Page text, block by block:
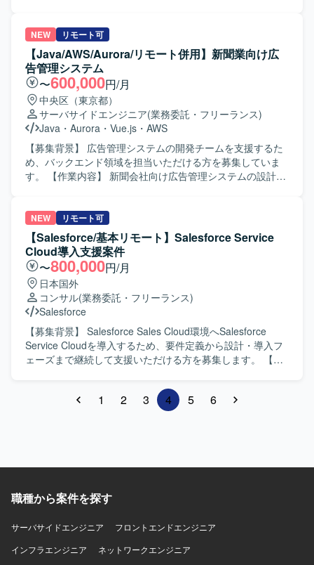
に関与できます。 【開発環境】 BFF（Backend For
Frontend）
析、障害時の事象整理および復旧対応、障害報告書の作成
を行います。 保守ベンダーとの調査依頼や業務上のやり取
り、月次報告資料の作成、依頼事項に対する調査、チーム
内定例会での作業報告および議事録作成を行います。 【求
める人物像】 チームメンバーとして、関係者と円滑にコミ
ュニケーションを取りながら主体的に運用保守へ取り組め
る方を求めています。 【ポジションの魅力】 複数システム
を横断した運用保守や、障害調査・分析、保守ベンダーと
の連携を通じて、幅広い実務経験を積むことができます。
【開発環境】 AWS、FJcloud-V、Redmine、JP1、Java、
Bash、Excelを使用します。
NEW リモート可
【Java/AWS/Aurora/リモート併用】新聞業向け広
告管理システム
〜600,000円/月
中央区（東京都）
サーバサイドエンジニア(業務委託・フリーランス)
Java ・ Aurora ・ Vue.js ・ AWS
【募集背景】 広告管理システムの開発チームを支援するた
め、バックエンド領域を担当いただける方を募集していま
す。 【作業内容】 新聞会社向け広告管理システムの設計・
チームで円滑に連携し、状況に応じて柔軟に対応できる方
を求めています。 【ポジションの魅力】 広告管理システム
の開発において、バックエンド領域の設計・実装を担うこ
とができます。 【開発環境】 Java 21以上、Quarkus、Vue
3、Nuxt 4、AWS、Amazon Aurora（PostgreSQL）、
Cognito、OpenAPI、コンテナを使用します。
NEW リモート可
【Salesforce/基本リモート】Salesforce Service
Cloud導入支援案件
〜800,000円/月
日本国外
コンサル(業務委託・フリーランス)
Salesforce
【募集背景】 Salesforce Sales Cloud環境へSalesforce
Service Cloudを導入するため、要件定義から設計・導入フ
ェーズまで継続して支援いただける方を募集します。 【作
受信する情報をもとに、Service Cloud上でケース管理を行
う仕組みを構築します。要件定義後半から参画し、設計・
導入、開発、テスト、UAT支援を行っていただきます。
Cloud導入において、要件定義から本番導入まで一貫して携
Cloud、Salesforce Service Cloudを利用します。
1 2 3 4 5 6
職種から案件を探す
サーバサイドエンジニア
フロントエンドエンジニア
インフラエンジニア
ネットワークエンジニア